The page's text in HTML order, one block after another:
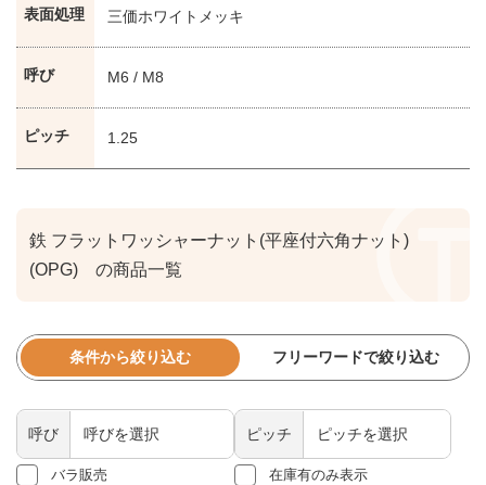
表面処理 三価ホワイトメッキ
呼び M6 / M8
ピッチ 1.25
鉄 フラットワッシャーナット(平座付六角ナット)
(OPG) の商品一覧
条件から絞り込む フリーワードで絞り込む
呼び ピッチ
バラ販売 在庫有のみ表示